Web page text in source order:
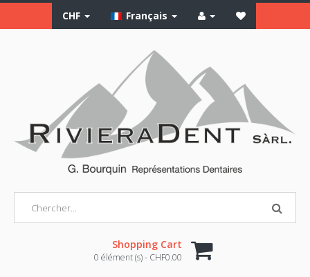
CHF Français
Shopping Cart
0 élément (s) - CHF0.00